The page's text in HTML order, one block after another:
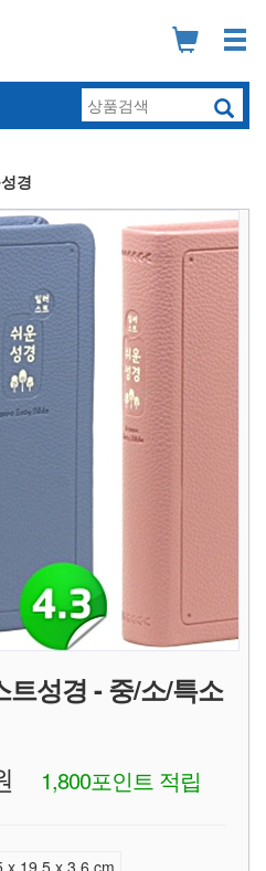
경
트성경 - 중/소/특소
1,800포인트 적립
x 19.5 x 3.6 cm